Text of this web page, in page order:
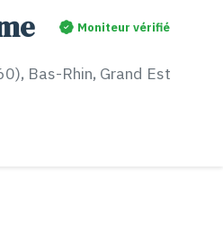
Moniteur vérifié
Bas-Rhin, Grand Est